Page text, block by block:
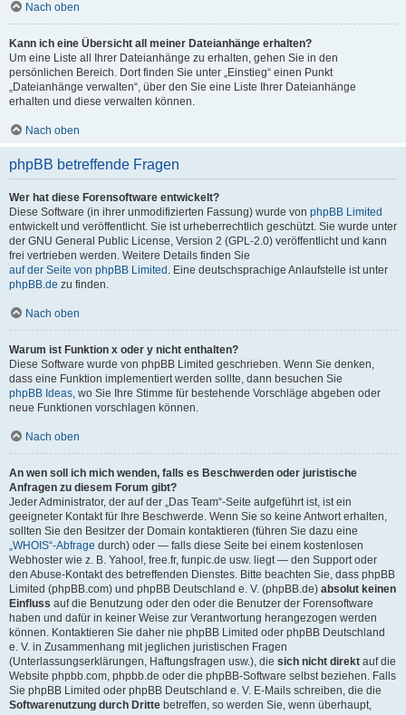
Nach oben
Kann ich eine Übersicht all meiner Dateianhänge erhalten?
Um eine Liste all Ihrer Dateianhänge zu erhalten, gehen Sie in den
persönlichen Bereich. Dort finden Sie unter „Einstieg“ einen Punkt
„Dateianhänge verwalten“, über den Sie eine Liste Ihrer Dateianhänge
erhalten und diese verwalten können.
Nach oben
phpBB betreffende Fragen
Wer hat diese Forensoftware entwickelt?
Diese Software (in ihrer unmodifizierten Fassung) wurde von phpBB Limited
entwickelt und veröffentlicht. Sie ist urheberrechtlich geschützt. Sie wurde unter
der GNU General Public License, Version 2 (GPL-2.0) veröffentlicht und kann
frei vertrieben werden. Weitere Details finden Sie
auf der Seite von phpBB Limited . Eine deutschsprachige Anlaufstelle ist unter
phpBB.de zu finden.
Nach oben
Warum ist Funktion x oder y nicht enthalten?
Diese Software wurde von phpBB Limited geschrieben. Wenn Sie denken,
dass eine Funktion implementiert werden sollte, dann besuchen Sie
phpBB Ideas, wo Sie Ihre Stimme für bestehende Vorschläge abgeben oder
neue Funktionen vorschlagen können.
Nach oben
An wen soll ich mich wenden, falls es Beschwerden oder juristische
Anfragen zu diesem Forum gibt?
Jeder Administrator, der auf der „Das Team“-Seite aufgeführt ist, ist ein
geeigneter Kontakt für Ihre Beschwerde. Wenn Sie so keine Antwort erhalten,
sollten Sie den Besitzer der Domain kontaktieren (führen Sie dazu eine
„WHOIS“-Abfrage durch) oder — falls diese Seite bei einem kostenlosen
Webhoster wie z. B. Yahoo!, free.fr, funpic.de usw. liegt — den Support oder
den Abuse-Kontakt des betreffenden Dienstes. Bitte beachten Sie, dass phpBB
Limited (phpBB.com) und phpBB Deutschland e. V. (phpBB.de) absolut keinen
Einfluss auf die Benutzung oder den oder die Benutzer der Forensoftware
haben und dafür in keiner Weise zur Verantwortung herangezogen werden
können. Kontaktieren Sie daher nie phpBB Limited oder phpBB Deutschland
e. V. in Zusammenhang mit jeglichen juristischen Fragen
(Unterlassungserklärungen, Haftungsfragen usw.), die sich nicht direkt auf die
Website phpbb.com, phpbb.de oder die phpBB-Software selbst beziehen. Falls
Sie phpBB Limited oder phpBB Deutschland e. V. E-Mails schreiben, die die
Softwarenutzung durch Dritte betreffen, so werden Sie, wenn überhaupt,